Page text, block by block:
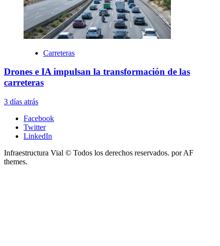
Carreteras
Drones e IA impulsan la transformación de las
carreteras
3 días atrás
Facebook
Twitter
LinkedIn
Infraestructura Vial © Todos los derechos reservados. por AF
themes.